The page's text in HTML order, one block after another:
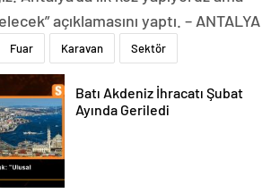
açıklamasını yaptı. – ANTALYA
Fuar Karavan Sektör
Batı Akdeniz İhracatı Şubat
Ayında Geriledi